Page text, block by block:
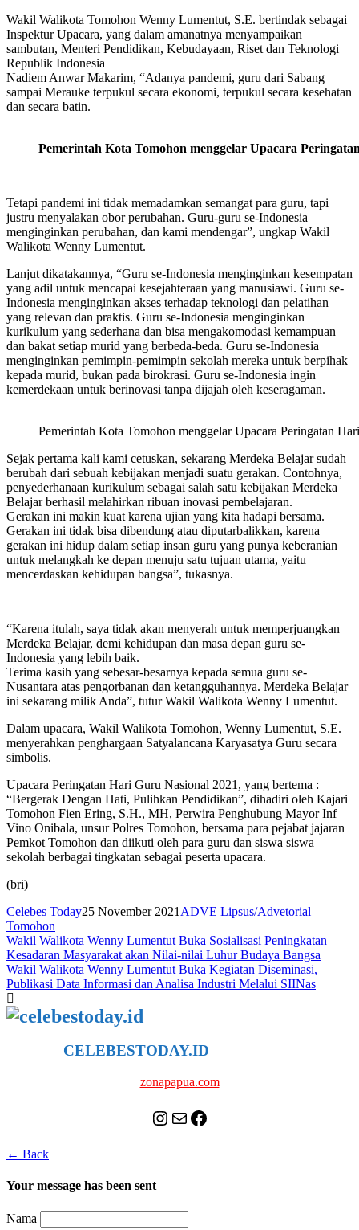
Wakil Walikota Tomohon Wenny Lumentut, S.E. bertindak sebagai
Inspektur Upacara, yang dalam amanatnya menyampaikan
sambutan, Menteri Pendidikan, Kebudayaan, Riset dan Teknologi
Republik Indonesia
Nadiem Anwar Makarim, “Adanya pandemi, guru dari Sabang
sampai Merauke terpukul secara ekonomi, terpukul secara kesehatan
dan secara batin.
Pemerintah Kota Tomohon menggelar Upacara
Tetapi pandemi ini tidak memadamkan semangat para guru, tapi
justru menyalakan obor perubahan. Guru-guru se-Indonesia
menginginkan perubahan, dan kami mendengar”, ungkap Wakil
Walikota Wenny Lumentut.
Lanjut dikatakannya, “Guru se-Indonesia menginginkan kesempatan
yang adil untuk mencapai kesejahteraan yang manusiawi. Guru se-
Indonesia menginginkan akses terhadap teknologi dan pelatihan
yang relevan dan praktis. Guru se-Indonesia menginginkan
kurikulum yang sederhana dan bisa mengakomodasi kemampuan
dan bakat setiap murid yang berbeda-beda. Guru se-Indonesia
menginginkan pemimpin-pemimpin sekolah mereka untuk berpihak
kepada murid, bukan pada birokrasi. Guru se-Indonesia ingin
kemerdekaan untuk berinovasi tanpa dijajah oleh keseragaman.
Pemerintah Kota Tomohon menggelar Upacara Peringatan
Sejak pertama kali kami cetuskan, sekarang Merdeka Belajar sudah
berubah dari sebuah kebijakan menjadi suatu gerakan. Contohnya,
penyederhanaan kurikulum sebagai salah satu kebijakan Merdeka
Belajar berhasil melahirkan ribuan inovasi pembelajaran.
Gerakan ini makin kuat karena ujian yang kita hadapi bersama.
Gerakan ini tidak bisa dibendung atau diputarbalikkan, karena
gerakan ini hidup dalam setiap insan guru yang punya keberanian
untuk melangkah ke depan menuju satu tujuan utama, yaitu
mencerdaskan kehidupan bangsa”, tukasnya.
“Karena itulah, saya tidak akan menyerah untuk memperjuangkan
Merdeka Belajar, demi kehidupan dan masa depan guru se-
Indonesia yang lebih baik.
Terima kasih yang sebesar-besarnya kepada semua guru se-
Nusantara atas pengorbanan dan ketangguhannya. Merdeka Belajar
ini sekarang milik Anda”, tutur Wakil Walikota Wenny Lumentut.
Dalam upacara, Wakil Walikota Tomohon, Wenny Lumentut, S.E.
menyerahkan penghargaan Satyalancana Karyasatya Guru secara
simbolis.
Upacara Peringatan Hari Guru Nasional 2021, yang bertema :
“Bergerak Dengan Hati, Pulihkan Pendidikan”, dihadiri oleh Kajari
Tomohon Fien Ering, S.H., MH, Perwira Penghubung Mayor Inf
Vino Onibala, unsur Polres Tomohon, bersama para pejabat jajaran
Pemkot Tomohon dan diikuti oleh para guru dan siswa siswa
sekolah berbagai tingkatan sebagai peserta upacara.
(bri)
Celebes Today25 November 2021 ADVE Lipsus/Advetorial
Tomohon
Navigasi
pos
Wakil Walikota Wenny Lumentut Buka Sosialisasi Peningkatan
Kesadaran Masyarakat akan Nilai-nilai Luhur Budaya Bangsa
Wakil Walikota Wenny Lumentut Buka Kegiatan Diseminasi,
Publikasi Data Informasi dan Analisa Industri Melalui SIINas
CELEBESTODAY.ID
zonapapua.com
Instagram
MailCelebes Today Social Media
← Back
Your message has been sent
Nama